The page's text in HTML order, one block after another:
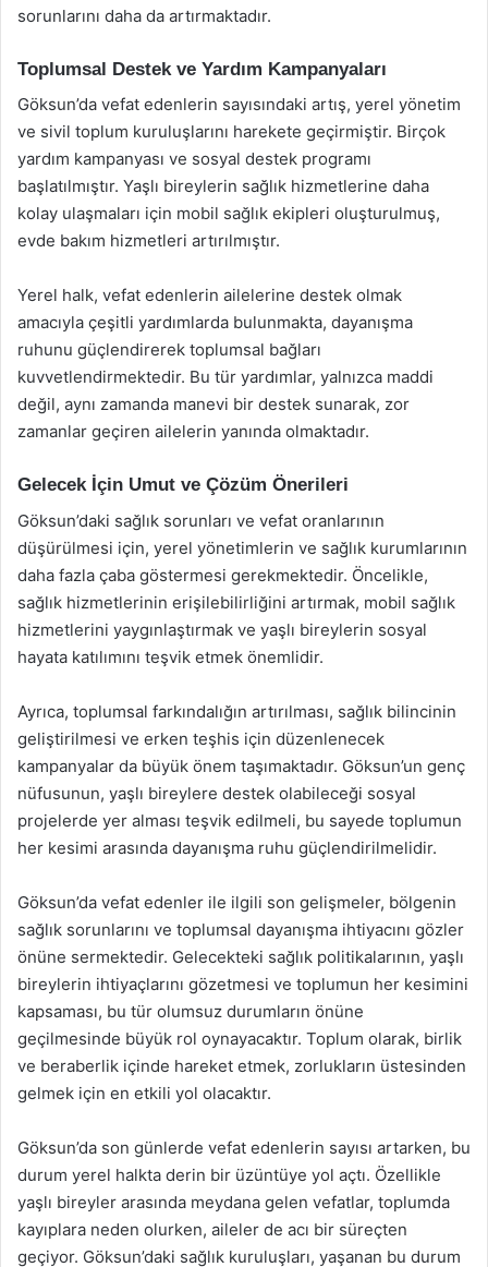
sorunlarını daha da artırmaktadır.
Toplumsal Destek ve Yardım Kampanyaları
Göksun’da vefat edenlerin sayısındaki artış, yerel yönetim
ve sivil toplum kuruluşlarını harekete geçirmiştir. Birçok
yardım kampanyası ve sosyal destek programı
başlatılmıştır. Yaşlı bireylerin sağlık hizmetlerine daha
kolay ulaşmaları için mobil sağlık ekipleri oluşturulmuş,
evde bakım hizmetleri artırılmıştır.
Yerel halk, vefat edenlerin ailelerine destek olmak
amacıyla çeşitli yardımlarda bulunmakta, dayanışma
ruhunu güçlendirerek toplumsal bağları
kuvvetlendirmektedir. Bu tür yardımlar, yalnızca maddi
değil, aynı zamanda manevi bir destek sunarak, zor
zamanlar geçiren ailelerin yanında olmaktadır.
Gelecek İçin Umut ve Çözüm Önerileri
Göksun’daki sağlık sorunları ve vefat oranlarının
düşürülmesi için, yerel yönetimlerin ve sağlık kurumlarının
daha fazla çaba göstermesi gerekmektedir. Öncelikle,
sağlık hizmetlerinin erişilebilirliğini artırmak, mobil sağlık
hizmetlerini yaygınlaştırmak ve yaşlı bireylerin sosyal
hayata katılımını teşvik etmek önemlidir.
Ayrıca, toplumsal farkındalığın artırılması, sağlık bilincinin
geliştirilmesi ve erken teşhis için düzenlenecek
kampanyalar da büyük önem taşımaktadır. Göksun’un genç
nüfusunun, yaşlı bireylere destek olabileceği sosyal
projelerde yer alması teşvik edilmeli, bu sayede toplumun
her kesimi arasında dayanışma ruhu güçlendirilmelidir.
Göksun’da vefat edenler ile ilgili son gelişmeler, bölgenin
sağlık sorunlarını ve toplumsal dayanışma ihtiyacını gözler
önüne sermektedir. Gelecekteki sağlık politikalarının, yaşlı
bireylerin ihtiyaçlarını gözetmesi ve toplumun her kesimini
kapsaması, bu tür olumsuz durumların önüne
geçilmesinde büyük rol oynayacaktır. Toplum olarak, birlik
ve beraberlik içinde hareket etmek, zorlukların üstesinden
gelmek için en etkili yol olacaktır.
Göksun’da son günlerde vefat edenlerin sayısı artarken, bu
durum yerel halkta derin bir üzüntüye yol açtı. Özellikle
yaşlı bireyler arasında meydana gelen vefatlar, toplumda
kayıplara neden olurken, aileler de acı bir süreçten
geçiyor. Göksun’daki sağlık kuruluşları, yaşanan bu durum